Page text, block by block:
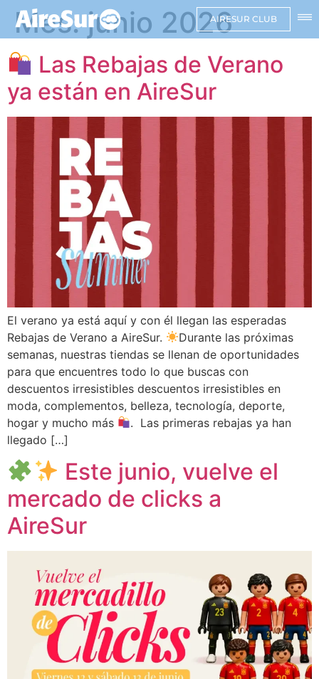
AIRESUR CLUB
Mes:junio 2026
Las Rebajas de Verano
ya están en AireSur
El verano ya está aquí y con él llegan las esperadas
Rebajas de Verano a AireSur.
Durante las próximas
semanas, nuestras tiendas se llenan de oportunidades
para que encuentres todo lo que buscas con
descuentos irresistibles descuentos irresistibles en
moda, complementos, belleza, tecnología, deporte,
hogar y mucho más
. Las primeras rebajas ya han
llegado […]
Este junio, vuelve el
mercado de clicks a
AireSur